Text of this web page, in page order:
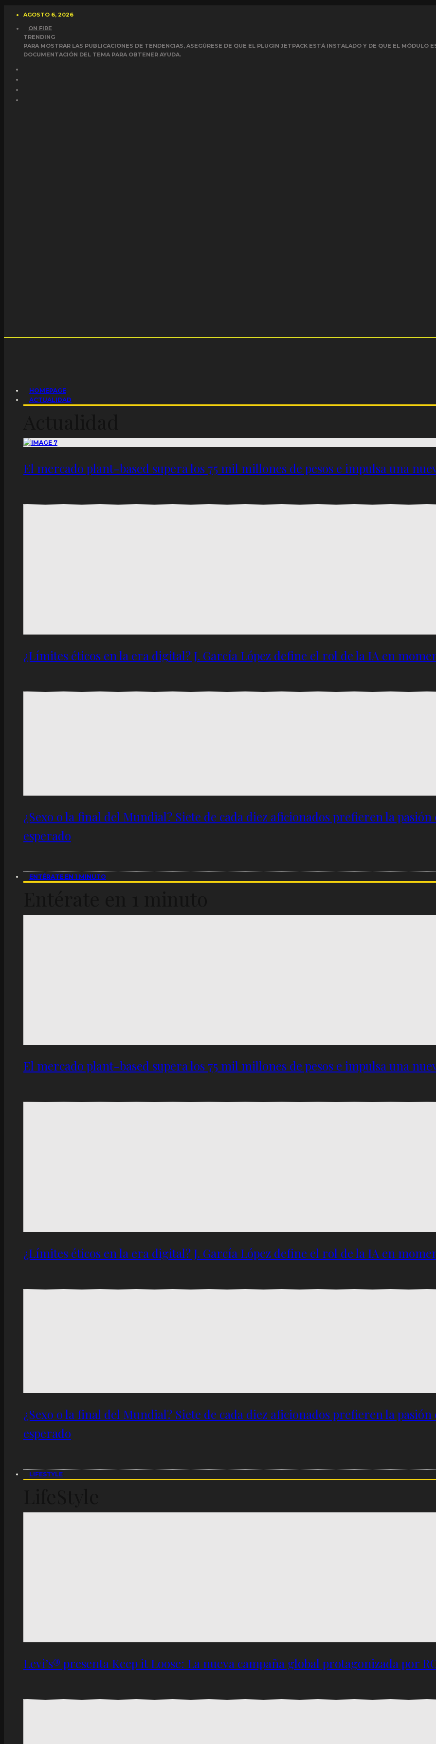
AGOSTO 6, 2026
ON FIRE
TRENDING
PARA MOSTRAR LAS PUBLICACIONES DE TENDENCIAS, ASEGÚRESE DE QUE EL PLUGIN JETPACK ESTÁ INSTALADO Y DE QUE EL MÓDULO
DOCUMENTACIÓN DEL TEMA PARA OBTENER AYUDA.
HOMEPAGE
ACTUALIDAD
El mercado plant-based supera los 75 mil millones de pesos e impulsa una
¿Límites éticos en la era digital? J. García López define el rol de la IA en
¿Sexo o la final del Mundial? Siete de cada diez aficionados prefieren la
esperado
ENTÉRATE EN 1 MINUTO
El mercado plant-based supera los 75 mil millones de pesos e impulsa una
¿Límites éticos en la era digital? J. García López define el rol de la IA en
¿Sexo o la final del Mundial? Siete de cada diez aficionados prefieren la
esperado
LIFESTYLE
Levi’s® presenta Keep it Loose: La nueva campaña global protagonizada por